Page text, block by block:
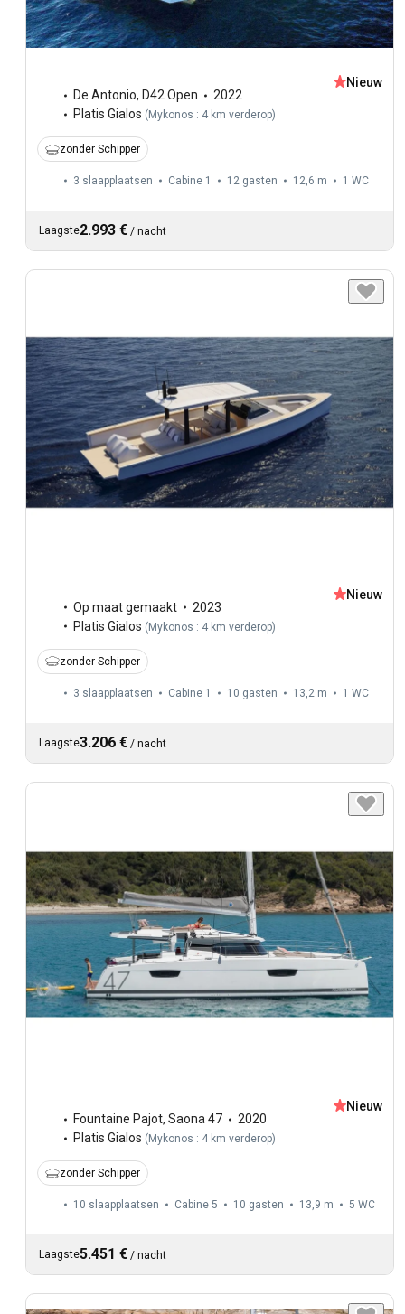
De Antonio, D42 Open
2022
Platis Gialos ( Mykonos : 4 km verderop)
Nieuw
zonder Schipper
3 slaapplaatsen Cabine 1 12 gasten 12,6 m 1 WC
Laagste2.993 € / nacht
Op maat gemaakt
2023
Platis Gialos (Mykonos : 4 km verderop)
Nieuw
zonder Schipper
3 slaapplaatsen Cabine 1 10 gasten 13,2 m 1 WC
Laagste3.206 € / nacht
Fountaine Pajot, Saona 47
2020
Platis Gialos ( Mykonos : 4 km verderop)
Nieuw
zonder Schipper
10 slaapplaatsen Cabine 5 10 gasten 13,9 m 5 WC
Laagste5.451 € / nacht